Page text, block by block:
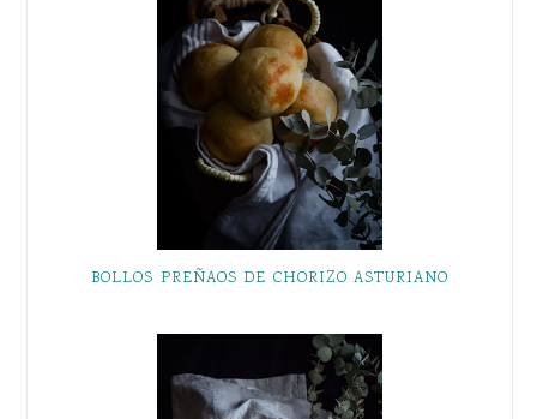
BOLLOS PREÑAOS DE CHORIZO ASTURIANO